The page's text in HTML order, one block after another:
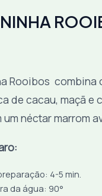
Rooibos combina
de cacau, maçã e
um néctar marrom
4-5 min.
da água: 90°